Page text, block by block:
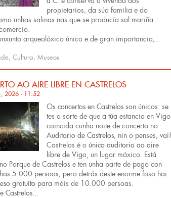
propietarios, da súa familia e do
unhas salinas nas que se producía sal mariña
arqueolóxico único e de gran importancia,...
, Cultura, Museos
AO AIRE LIBRE EN CASTRELOS
2026 - 11:52
Os concertos en Castrelos son únicos: se
tes a sorte de que a túa estancia en Vigo
coincida cunha noite de concerto no
Auditorio de Castrelos, nin o penses, vai!
Castrelos é o único auditorio ao aire
libre de Vigo, un lugar máxico. Está
Parque de Castrelos e ten unha parte de pago con
5.000 persoas, pero detrás deste enorme foso hai
gratuíto para máis de 10.000 persoas.
Castrelos...